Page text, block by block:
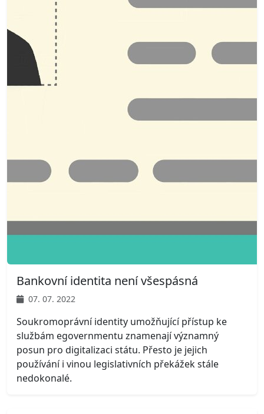
Bankovní identita není všespásná
07. 07. 2022
Soukromoprávní identity umožňující přístup ke
službám egovernmentu znamenají významný
posun pro digitalizaci státu. Přesto je jejich
používání i vinou legislativních překážek stále
nedokonalé.